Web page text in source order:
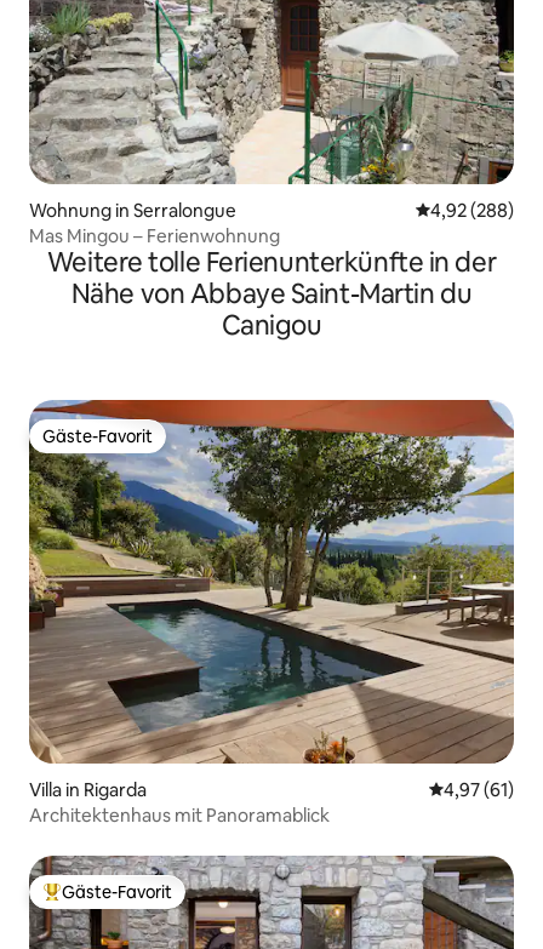
Wohnung in Serralongue
4,92 (288)
Mas Mingou – Ferienwohnung
Weitere tolle Ferienunterkünfte in der
Nähe von Abbaye Saint-Martin du
Canigou
Gäste-Favorit
Gäste-Favorit
Villa in Rigarda
4,97 (61)
Architektenhaus mit Panoramablick
Beliebter Gäste-Favorit.
Gäste-Favorit